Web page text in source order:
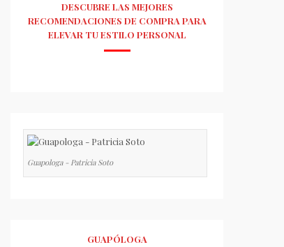
DESCUBRE LAS MEJORES
RECOMENDACIONES DE COMPRA PARA
ELEVAR TU ESTILO PERSONAL
Guapologa - Patricia Soto
GUAPÓLOGA